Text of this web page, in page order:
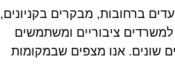
ברחובות, מבקרים בקניונים,
למשרדים ציבוריים ומשתמשים
שונים. אנו מצפים שבמקומות